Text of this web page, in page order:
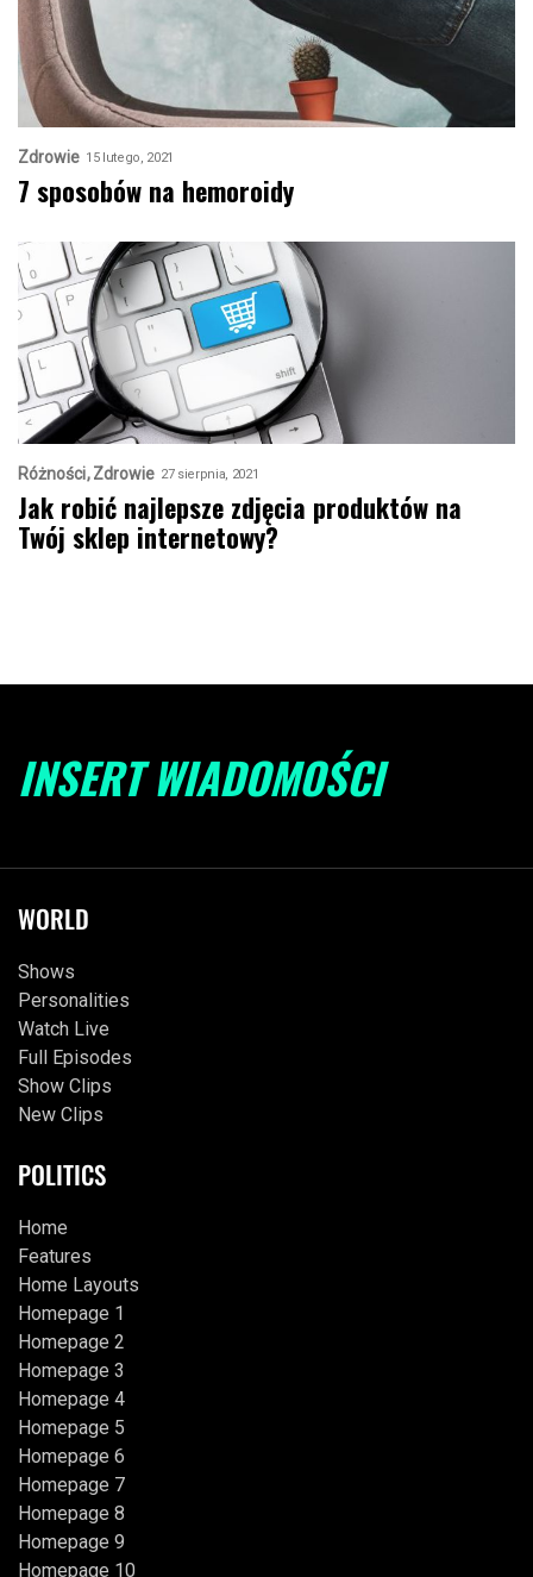
Zdrowie 15 lutego, 2021
7 sposobów na hemoroidy
Różności Zdrowie 27 sierpnia, 2021
Jak robić najlepsze zdjęcia produktów na
Twój sklep internetowy?
INSERT WIADOMOŚCI
WORLD
Shows
Personalities
Watch Live
Full Episodes
Show Clips
New Clips
POLITICS
Home
Features
Home Layouts
Homepage 1
Homepage 2
Homepage 3
Homepage 4
Homepage 5
Homepage 6
Homepage 7
Homepage 8
Homepage 9
Homepage 10